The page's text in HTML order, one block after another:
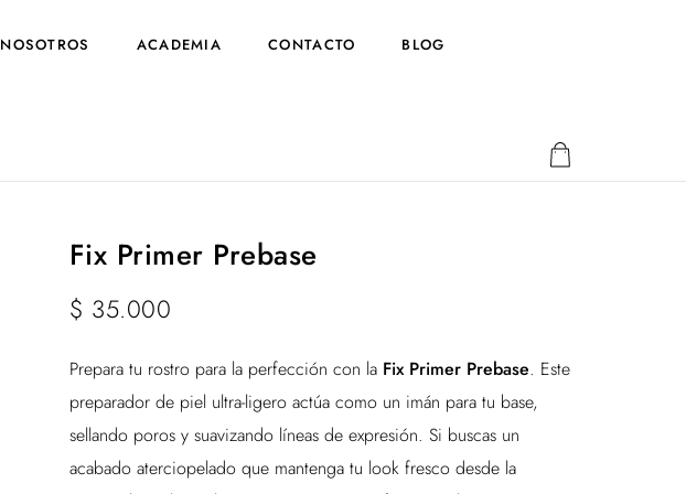
NOSOTROS ACADEMIA CONTACTO BLOG
Fix Primer Prebase
$ 35.000
Prepara tu rostro para la perfección con la Fix Primer Prebase. Este
preparador de piel ultra-ligero actúa como un imán para tu base,
sellando poros y suavizando líneas de expresión. Si buscas un
acabado aterciopelado que mantenga tu look fresco desde la